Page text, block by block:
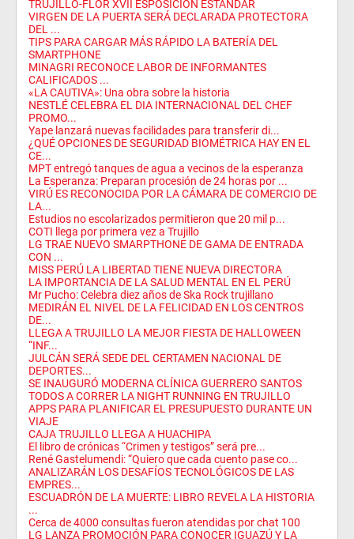
TRUJILLO-FLOR XVII ESPOSICIÓN ESTÁNDAR
VIRGEN DE LA PUERTA SERÁ DECLARADA PROTECTORA
DEL ...
TIPS PARA CARGAR MÁS RÁPIDO LA BATERÍA DEL
SMARTPHONE
MINAGRI RECONOCE LABOR DE INFORMANTES
CALIFICADOS ...
«LA CAUTIVA»: Una obra sobre la historia
NESTLÉ CELEBRA EL DIA INTERNACIONAL DEL CHEF
PROMO...
Yape lanzará nuevas facilidades para transferir di...
¿QUÉ OPCIONES DE SEGURIDAD BIOMÉTRICA HAY EN EL
CE...
MPT entregó tanques de agua a vecinos de la esperanza
La Esperanza: Preparan procesión de 24 horas por ...
VIRÚ ES RECONOCIDA POR LA CÁMARA DE COMERCIO DE
LA...
Estudios no escolarizados permitieron que 20 mil p...
COTI llega por primera vez a Trujillo
LG TRAE NUEVO SMARPTHONE DE GAMA DE ENTRADA
CON ...
MISS PERÚ LA LIBERTAD TIENE NUEVA DIRECTORA
LA IMPORTANCIA DE LA SALUD MENTAL EN EL PERÚ
Mr Pucho: Celebra diez años de Ska Rock trujillano
MEDIRÁN EL NIVEL DE LA FELICIDAD EN LOS CENTROS
DE...
LLEGA A TRUJILLO LA MEJOR FIESTA DE HALLOWEEN
“INF...
JULCÁN SERÁ SEDE DEL CERTAMEN NACIONAL DE
DEPORTES...
SE INAUGURÓ MODERNA CLÍNICA GUERRERO SANTOS
TODOS A CORRER LA NIGHT RUNNING EN TRUJILLO
APPS PARA PLANIFICAR EL PRESUPUESTO DURANTE UN
VIAJE
CAJA TRUJILLO LLEGA A HUACHIPA
El libro de crónicas “Crimen y testigos” será pre...
René Gastelumendi: “Quiero que cada cuento pase co...
ANALIZARÁN LOS DESAFÍOS TECNOLÓGICOS DE LAS
EMPRES...
ESCUADRÓN DE LA MUERTE: LIBRO REVELA LA HISTORIA
...
Cerca de 4000 consultas fueron atendidas por chat 100
LG LANZA PROMOCIÓN PARA CONOCER IGUAZÚ Y LA